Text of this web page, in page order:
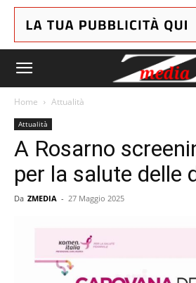
Home Attualità
Attualità
A Rosarno
per la salute delle
Da ZMEDIA - 27 Maggio 2025